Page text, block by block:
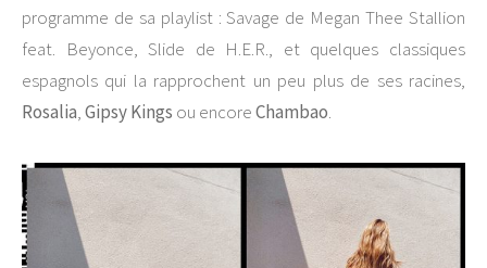
programme de sa playlist : Savage de Megan Thee Stallion
feat. Beyonce, Slide de H.E.R., et quelques classiques
espagnols qui la rapprochent un peu plus de ses racines,
Rosalia,Gipsy Kings ou encoreChambao.